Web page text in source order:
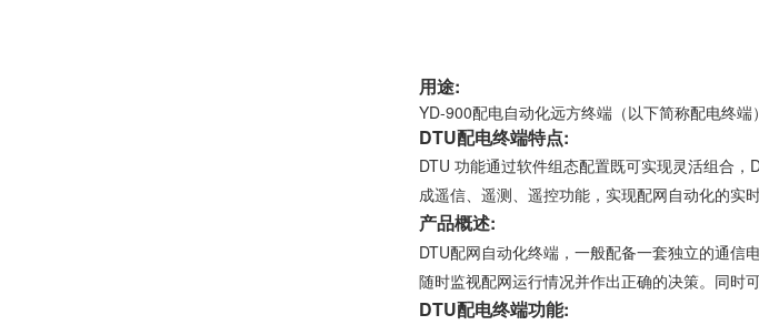
用途:
YD-900配电自动化远方终端（以下简称配电终端
DTU配电终端特点:
DTU 功能通过软件组态配置既可实现灵活组合
成遥信、遥测、遥控功能，实现配网自动化的实
产品概述:
DTU配网自动化终端，一般配备一套独立的通信
随时监视配网运行情况并作出正确的决策。同时
DTU配电终端功能: